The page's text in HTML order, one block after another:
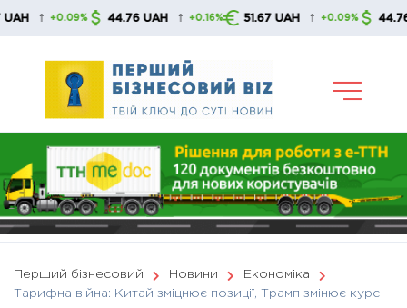
Skip
↑ +0.09% 44.76 UAH ↑ +0.16% 51.67 UAH ↑ +0.09% 44.76 UAH
Перший бізнесовий Новини
Економіка
Тарифна війна: Китай зміцнює позиції, Трамп змінює курс